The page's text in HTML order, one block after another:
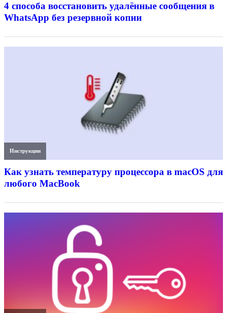
4 способа восстановить удалённые сообщения в
WhatsApp без резервной копии
Инструкции
Как узнать температуру процессора в macOS для
любого MacBook